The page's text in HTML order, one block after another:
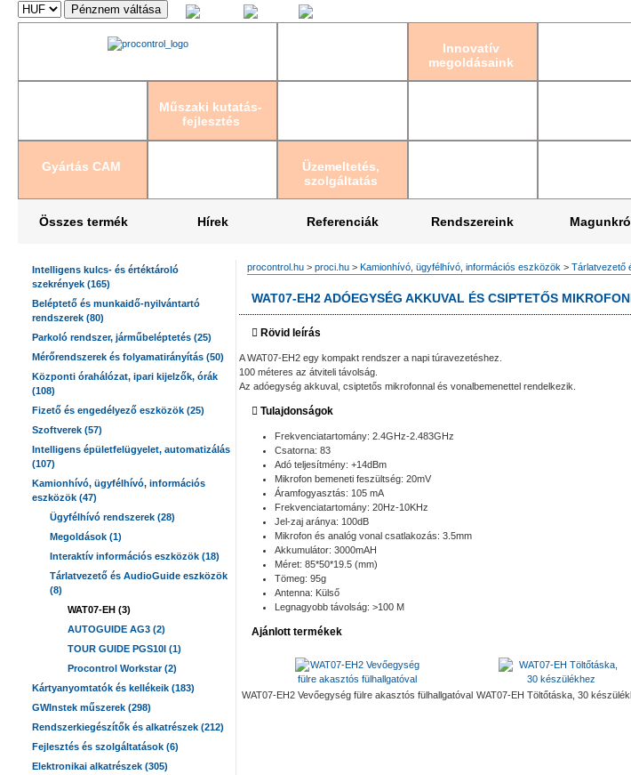
Innovatív
megoldásaink
Műszaki kutatás-
fejlesztés
Gyártás CAM
Üzemeltetés,
szolgáltatás
Összes termék Hírek Referenciák Rendszereink
Intelligens kulcs- és értéktároló
szekrények (165)
Beléptető és munkaidő-nyilvántartó
rendszerek (80)
Parkoló rendszer, járműbeléptetés (25)
Mérőrendszerek és folyamatirányítás (50)
Központi órahálózat, ipari kijelzők, órák
(108)
Fizető és engedélyező eszközök (25)
Szoftverek (57)
Intelligens épületfelügyelet, automatizálás
(107)
Kamionhívó, ügyfélhívó, információs
eszközök (47)
Ügyfélhívó rendszerek (28)
Megoldások (1)
Interaktív információs eszközök (18)
Tárlatvezető és AudioGuide eszközök
(8)
WAT07-EH (3)
AUTOGUIDE AG3 (2)
TOUR GUIDE PGS10I (1)
Procontrol Workstar (2)
Kártyanyomtatók és kellékeik (183)
GWInstek műszerek (298)
Rendszerkiegészítők és alkatrészek (212)
Fejlesztés és szolgáltatások (6)
Elektronikai alkatrészek (305)
procontrol.hu > proci.hu > Kamionhívó, ügyfélhívó, információs eszközök > Tárlatvezető
WAT07-EH2 ADÓEGYSÉG AKKUVAL ÉS CSIPTETŐS
Rövid leírás
A WAT07-EH2 egy kompakt rendszer a napi túravezetéshez.
100 méteres az átviteli távolság.
Az adóegység akkuval, csiptetős mikrofonnal és vonalbemenettel rendelkezik.
Tulajdonságok
Frekvenciatartomány: 2.4GHz-2.483GHz
Csatorna: 83
Adó teljesítmény: +14dBm
Mikrofon bemeneti feszültség: 20mV
Áramfogyasztás: 105 mA
Frekvenciatartomány: 20Hz-10KHz
Jel-zaj aránya: 100dB
Mikrofon és analóg vonal csatlakozás: 3.5mm
Akkumulátor: 3000mAH
Méret: 85*50*19.5 (mm)
Tömeg: 95g
Antenna: Külső
Legnagyobb távolság: >100 M
Ajánlott termékek
WAT07-EH2 Vevőegység fülre akasztós fülhallgatóval WAT07-EH Töltőtáska, 30